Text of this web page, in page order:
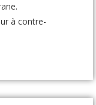
à contre-